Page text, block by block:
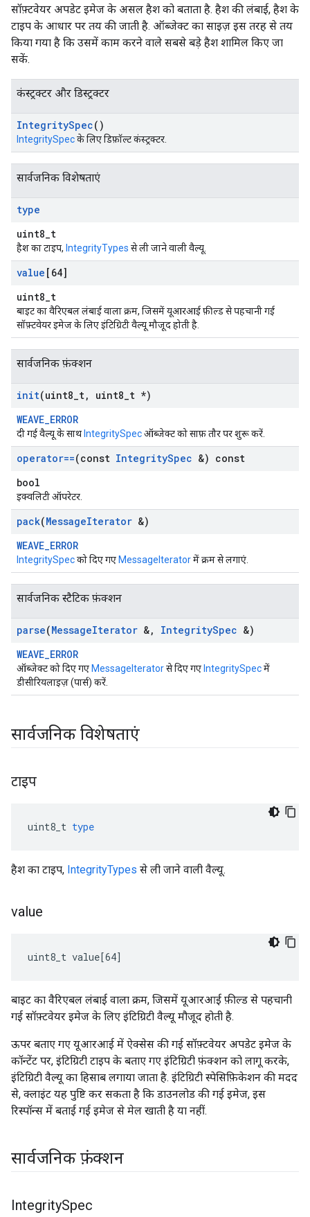
सॉफ़्टवेयर अपडेट इमेज के असल हैश को बताता है. हैश की लंबाई, हैश के
टाइप के आधार पर तय की जाती है. ऑब्जेक्ट का साइज़ इस तरह से तय
किया गया है कि उसमें काम करने वाले सबसे बड़े हैश शामिल किए जा
सकें.
कंस्ट्रक्टर और डिस्ट्रक्टर
IntegritySpec()
IntegritySpecके लिए डिफ़ॉल्ट कंस्ट्रक्टर.
सार्वजनिक विशेषताएं
type
uint8_t
हैश का टाइप, IntegrityTypes से ली जाने वाली वैल्यू.
value [64]
uint8_t
बाइट का वैरिएबल लंबाई वाला क्रम, जिसमें यूआरआई फ़ील्ड से पहचानी गई
सॉफ़्टवेयर इमेज के लिए इंटिग्रिटी वैल्यू मौजूद होती है.
सार्वजनिक फ़ंक्शन
init(uint8 t, uint8 t *)
WEAVE_ERROR
दी गई वैल्यू के साथ IntegritySpecऑब्जेक्ट को साफ़ तौर पर शुरू करें.
operator==(const IntegritySpec &) const
bool
इक्वलिटी ऑपरेटर.
pack(MessageIterator &)
WEAVE_ERROR
IntegritySpecको दिए गए MessageIteratorमें क्रम से लगाएं.
सार्वजनिक स्टैटिक फ़ंक्शन
parse(MessageIterator &, IntegritySpec &)
WEAVE_ERROR
ऑब्जेक्ट को दिए गए MessageIteratorसे दिए गए IntegritySpecमें
डीसीरियलाइज़ (पार्स) करें.
सार्वजनिक विशेषताएं
टाइप
uint8_t type
हैश का टाइप, IntegrityTypes से ली जाने वाली वैल्यू.
value
uint8_t value[64]
बाइट का वैरिएबल लंबाई वाला क्रम, जिसमें यूआरआई फ़ील्ड से पहचानी
गई सॉफ़्टवेयर इमेज के लिए इंटिग्रिटी वैल्यू मौजूद होती है.
ऊपर बताए गए यूआरआई में ऐक्सेस की गई सॉफ़्टवेयर अपडेट इमेज के
कॉन्टेंट पर, इंटिग्रिटी टाइप के बताए गए इंटिग्रिटी फ़ंक्शन को लागू करके,
इंटिग्रिटी वैल्यू का हिसाब लगाया जाता है. इंटिग्रिटी स्पेसिफ़िकेशन की मदद
से, क्लाइंट यह पुष्टि कर सकता है कि डाउनलोड की गई इमेज, इस
रिस्पॉन्स में बताई गई इमेज से मेल खाती है या नहीं.
सार्वजनिक फ़ंक्शन
IntegritySpec